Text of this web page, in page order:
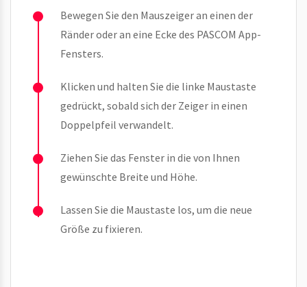
Bewegen Sie den Mauszeiger an einen der
Ränder oder an eine Ecke des PASCOM App-
Fensters.
Klicken und halten Sie die linke Maustaste
gedrückt, sobald sich der Zeiger in einen
Doppelpfeil verwandelt.
Ziehen Sie das Fenster in die von Ihnen
gewünschte Breite und Höhe.
Lassen Sie die Maustaste los, um die neue
Größe zu fixieren.